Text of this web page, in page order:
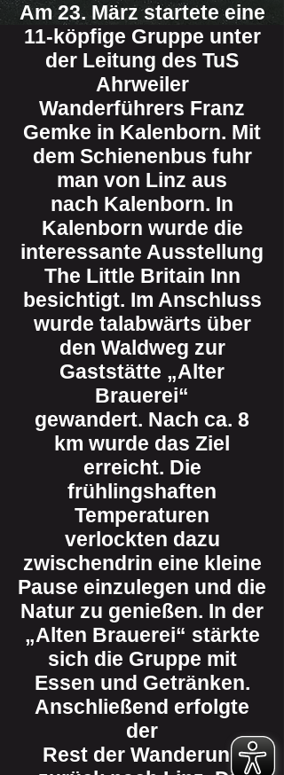
Am 23. März startete eine
11-köpfige Gruppe unter
der Leitung des TuS
Ahrweiler
Wanderführers Franz
Gemke in Kalenborn. Mit
dem Schienenbus fuhr
man von Linz aus
nach Kalenborn. In
Kalenborn wurde die
interessante Ausstellung
The Little Britain Inn
besichtigt. Im Anschluss
wurde talabwärts über
den Waldweg zur
Gaststätte „Alter
Brauerei“
gewandert. Nach ca. 8
km wurde das Ziel
erreicht. Die
frühlingshaften
Temperaturen
verlockten dazu
zwischendrin eine kleine
Pause einzulegen und die
Natur zu genießen. In der
„Alten Brauerei“ stärkte
sich die Gruppe mit
Essen und Getränken.
Anschließend erfolgte
der
Rest der Wanderung